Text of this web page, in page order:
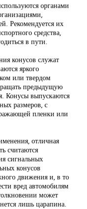
органами
Рекомендуется их
средства,
в пути.
конусов служат
яркого
или твердом
предыдущую
Конусы выпускаются
размеров, с
пленки или
отличная
считаются
сигнальных
конусов
движения и, в то
вред автомобилям
может
лишь царапина.